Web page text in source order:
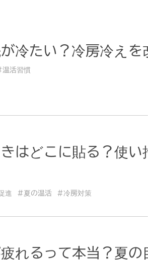
冷たい？冷房冷えを
活習慣
はどこに貼る？使い
進 #夏の温活 #冷房対策
れるって本当？夏の